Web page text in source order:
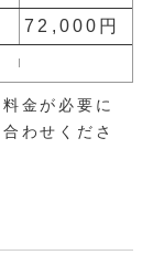
72,000円
金が必要に
わせくださ